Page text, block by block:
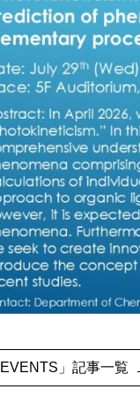
」記事一覧